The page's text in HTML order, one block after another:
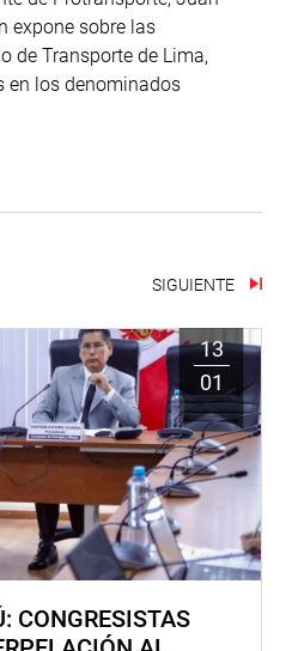
expone sobre las
de Transporte de Lima,
en los denominados
SIGUIENTE
13
01
CONGRESISTAS